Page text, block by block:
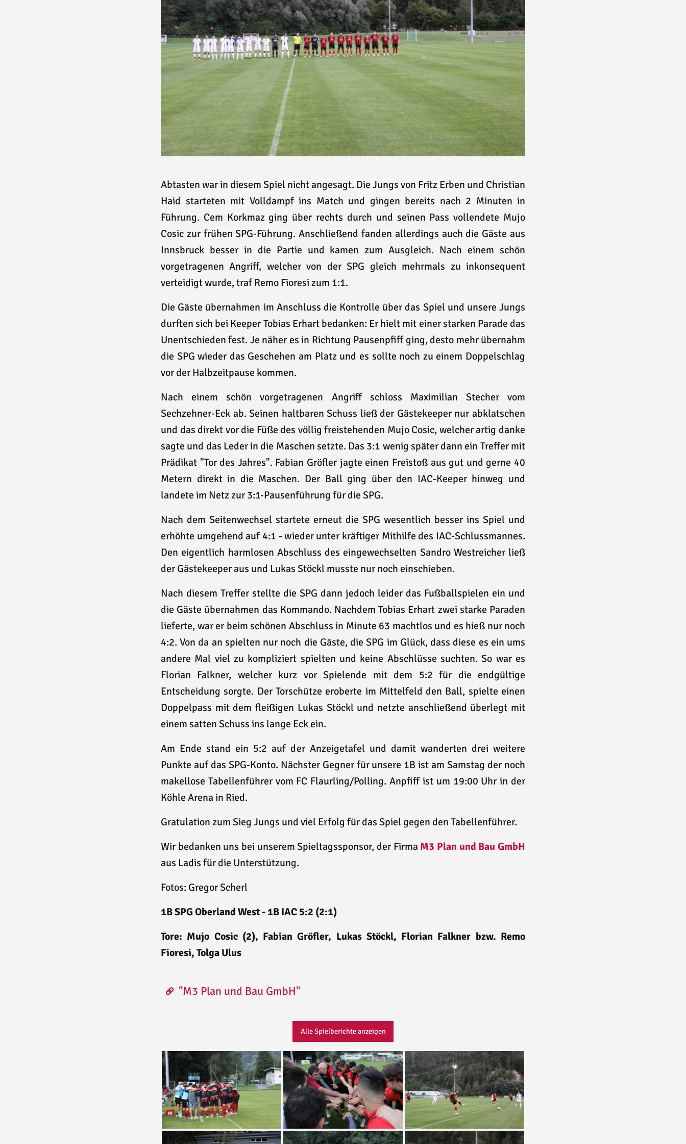
Abtasten war in diesem Spiel nicht angesagt. Die Jungs von Fritz Erben und Christian
Haid starteten mit Volldampf ins Match und gingen bereits nach 2 Minuten in
Führung. Cem Korkmaz ging über rechts durch und seinen Pass vollendete Mujo
Cosic zur frühen SPG-Führung. Anschließend fanden allerdings auch die Gäste aus
Innsbruck besser in die Partie und kamen zum Ausgleich. Nach einem schön
vorgetragenen Angriff, welcher von der SPG gleich mehrmals zu inkonsequent
verteidigt wurde, traf Remo Fioresi zum 1:1.
Die Gäste übernahmen im Anschluss die Kontrolle über das Spiel und unsere Jungs
durften sich bei Keeper Tobias Erhart bedanken: Er hielt mit einer starken Parade das
Unentschieden fest. Je näher es in Richtung Pausenpfiff ging, desto mehr übernahm
die SPG wieder das Geschehen am Platz und es sollte noch zu einem Doppelschlag
vor der Halbzeitpause kommen.
Nach einem schön vorgetragenen Angriff schloss Maximilian Stecher vom
Sechzehner-Eck ab. Seinen haltbaren Schuss ließ der Gästekeeper nur abklatschen
und das direkt vor die Füße des völlig freistehenden Mujo Cosic, welcher artig danke
sagte und das Leder in die Maschen setzte. Das 3:1 wenig später dann ein Treffer mit
Prädikat "Tor des Jahres". Fabian Gröfler jagte einen Freistoß aus gut und gerne 40
Metern direkt in die Maschen. Der Ball ging über den IAC-Keeper hinweg und
landete im Netz zur 3:1-Pausenführung für die SPG.
Nach dem Seitenwechsel startete erneut die SPG wesentlich besser ins Spiel und
erhöhte umgehend auf 4:1 - wieder unter kräftiger Mithilfe des IAC-Schlussmannes.
Den eigentlich harmlosen Abschluss des eingewechselten Sandro Westreicher ließ
der Gästekeeper aus und Lukas Stöckl musste nur noch einschieben.
Nach diesem Treffer stellte die SPG dann jedoch leider das Fußballspielen ein und
die Gäste übernahmen das Kommando. Nachdem Tobias Erhart zwei starke Paraden
lieferte, war er beim schönen Abschluss in Minute 63 machtlos und es hieß nur noch
4:2. Von da an spielten nur noch die Gäste, die SPG im Glück, dass diese es ein ums
andere Mal viel zu kompliziert spielten und keine Abschlüsse suchten. So war es
Florian Falkner, welcher kurz vor Spielende mit dem 5:2 für die endgültige
Entscheidung sorgte. Der Torschütze eroberte im Mittelfeld den Ball, spielte einen
Doppelpass mit dem fleißigen Lukas Stöckl und netzte anschließend überlegt mit
einem satten Schuss ins lange Eck ein.
Am Ende stand ein 5:2 auf der Anzeigetafel und damit wanderten drei weitere
Punkte auf das SPG-Konto. Nächster Gegner für unsere 1B ist am Samstag der noch
makellose Tabellenführer vom FC Flaurling/Polling. Anpfiff ist um 19:00 Uhr in der
Köhle Arena in Ried.
Gratulation zum Sieg Jungs und viel Erfolg für das Spiel gegen den Tabellenführer.
Wir bedanken uns bei unserem Spieltagssponsor, der Firma M3 Plan und Bau GmbH
aus Ladis für die Unterstützung.
Fotos: Gregor Scherl
1B SPG Oberland West - 1B IAC 5:2 (2:1)
Tore: Mujo Cosic (2), Fabian Gröfler, Lukas Stöckl, Florian Falkner bzw. Remo
Fioresi, Tolga Ulus
"M3 Plan und Bau GmbH"
Alle Spielberichte anzeigen